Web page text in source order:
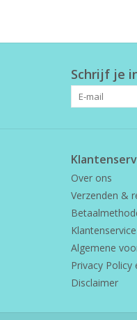
Schrijf je
Over ons
Verzenden &
Klantenservice
Algemene
Privacy Policy
Disclaimer